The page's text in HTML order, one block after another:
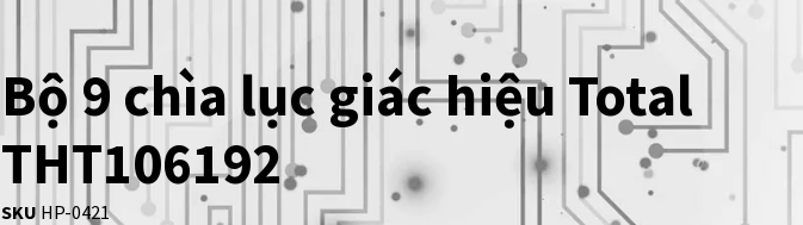
Bộ 9 chìa lục giác hiệu Total
THT106192
SKU HP-0421